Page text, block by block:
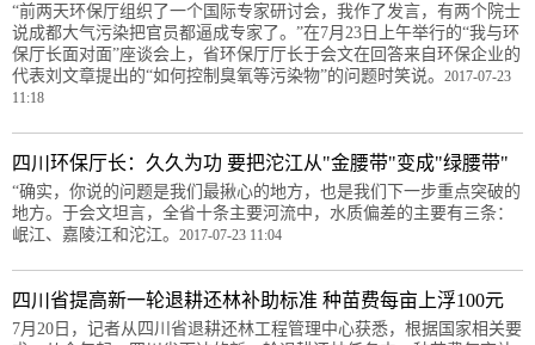
“前两天环保厅组织了一个国际专家研讨会，我作了发言，有两个院士
说成都大气污染把官员都逼成专家了。”在7月23日上午举行的“我与环
保厅长面对面”座谈会上，省环保厅厅长于会文在回答来自环保企业的
代表刘文章提出的“如何控制臭氧等污染物”的问题时笑说。 2017-07-23
11:18
四川环保厅长：久久为功 要把沱江从"金腰带"变成"绿腰带"
“确实，你说的问题是我们最揪心的地方，也是我们下一步重点突破的
地方。于会文坦言，全省十条主要河流中，水质偏差的主要有三条：
岷江、嘉陵江和沱江。 2017-07-23 11:04
四川省提高新一轮退耕还林补助标准 种苗费每亩上浮100元
7月20日，记者从四川省退耕还林工程管理中心获悉，根据国家相关要